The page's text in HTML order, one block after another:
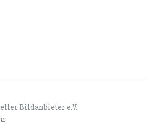
Bildanbieter e.V.